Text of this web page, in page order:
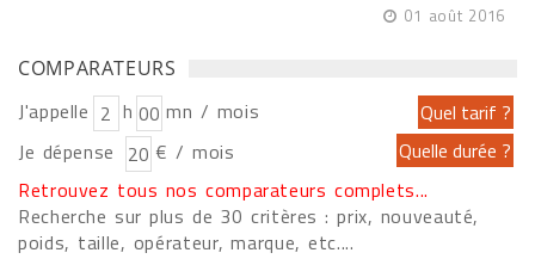
01 août 2016
COMPARATEURS
J'appelle h
mn / mois
Je dépense
€ / mois
Retrouvez tous nos comparateurs complets...
Recherche sur plus de 30 critères : prix, nouveauté,
poids, taille, opérateur, marque, etc....